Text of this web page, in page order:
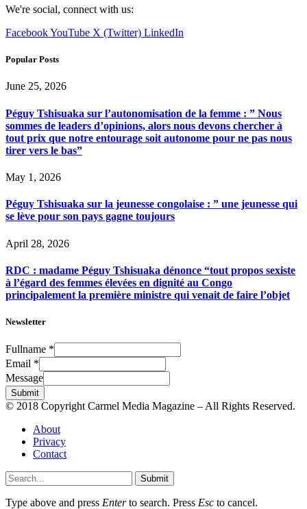
We're social, connect with us:
FacebookYouTube X (Twitter) LinkedIn
Popular Posts
June 25, 2026
Péguy Tshisuaka sur l’autonomisation de la femme : ” Nous
sommes de leaders d’opinions, alors nous devons chercher à
tout prix que notre entourage soit autonome pour ne pas nous
tirer vers le bas”
May 1, 2026
Péguy Tshisuaka sur la jeunesse congolaise : ” une jeunesse qui
se lève pour son pays gagne toujours
April 28, 2026
RDC : madame Péguy Tshisuaka dénonce “tout propos sexiste
à l’égard des femmes élevées en dignité au Congo
principalement la première ministre qui venait de faire l’objet
Newsletter
Fullname *
Email *
Message
Submit
© 2018 Copyright Carmel Media Magazine – All Rights Reserved.
About
Privacy
Contact
Submit
Type above and press Enterto search. Press Esc to cancel.